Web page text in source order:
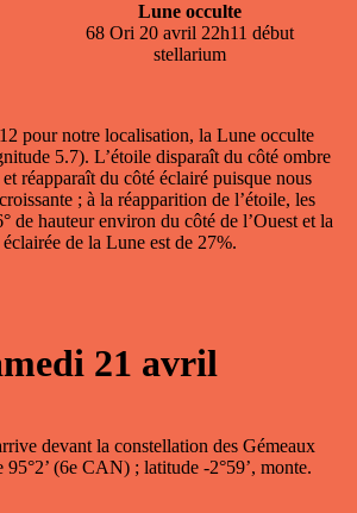
Lune occulte
68 Ori 20 avril 22h11 début
stellarium
pour notre localisation, la Lune occulte
5.7). L’étoile disparaît du côté ombre
réapparaît du côté éclairé puisque nous
; à la réapparition de l’étoile, les
de hauteur environ du côté de l’Ouest et la
de la Lune est de 27%.
21 avril
devant la constellation des Gémeaux
(6e CAN) ; latitude -2°59’, monte.